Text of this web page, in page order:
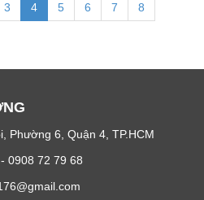
3 4 5 6 7 8
Phường 6, Quận 4, TP.HCM
0908 72 79 68